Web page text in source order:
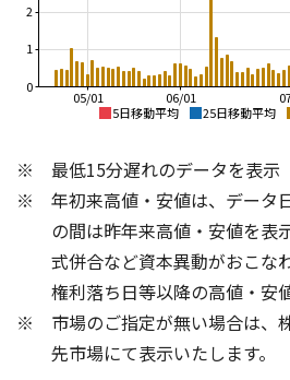
5日移動平均 25日移動平均
06/01
05/01
0
1
2
1,500
2,000
1,500
最低15分遅れのデータを表示
年初来高値・安値は、データ
の間は昨年来高値・安値を表
式併合など資本異動がおこな
権利落ち日等以降の高値・安
市場のご指定が無い場合は、
先市場にて表示いたします。